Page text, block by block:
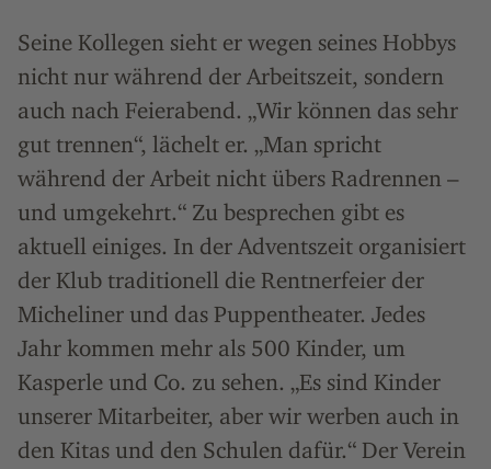
Seine Kollegen sieht er wegen seines Hobbys
nicht nur während der Arbeitszeit, sondern
auch nach Feierabend. „Wir können das sehr
gut trennen“, lächelt er. „Man spricht
während der Arbeit nicht übers Radrennen –
und umgekehrt.“ Zu besprechen gibt es
aktuell einiges. In der Adventszeit organisiert
der Klub traditionell die Rentnerfeier der
Micheliner und das Puppentheater. Jedes
Jahr kommen mehr als 500 Kinder, um
Kasperle und Co. zu sehen. „Es sind Kinder
unserer Mitarbeiter, aber wir werben auch in
den Kitas und den Schulen dafür.“ Der Verein